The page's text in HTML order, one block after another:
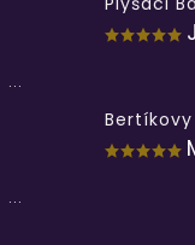
...
...